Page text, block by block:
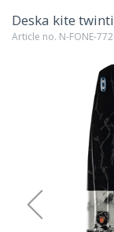
Deska kite
Article no. N-FONE-